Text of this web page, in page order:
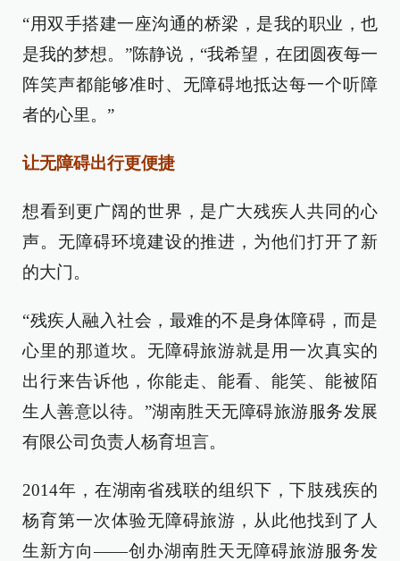
“用双手搭建一座沟通的桥梁，是我的职业，也
是我的梦想。”陈静说，“我希望，在团圆夜每一
阵笑声都能够准时、无障碍地抵达每一个听障
者的心里。”
让无障碍出行更便捷
想看到更广阔的世界，是广大残疾人共同的心
声。无障碍环境建设的推进，为他们打开了新
的大门。
“残疾人融入社会，最难的不是身体障碍，而是
心里的那道坎。无障碍旅游就是用一次真实的
出行来告诉他，你能走、能看、能笑、能被陌
生人善意以待。”湖南胜天无障碍旅游服务发展
有限公司负责人杨育坦言。
2014年，在湖南省残联的组织下，下肢残疾的
杨育第一次体验无障碍旅游，从此他找到了人
生新方向——创办湖南胜天无障碍旅游服务发